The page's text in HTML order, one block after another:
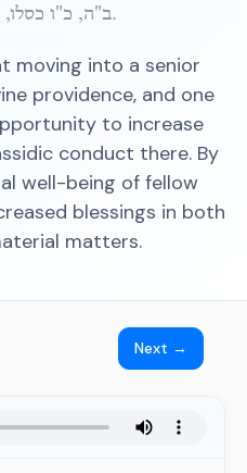
ב"ה, כ"ו כסלו, תשט"ז ברוקלין.
moving into a senior
providence, and one
to increase
conduct there. By
well-being of fellow
blessings in both
matters.
Next →